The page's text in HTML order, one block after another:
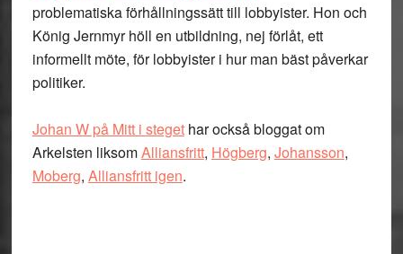
problematiska förhållningssätt till lobbyister. Hon och
König Jernmyr höll en utbildning, nej förlåt, ett
informellt möte, för lobbyister i hur man bäst påverkar
politiker.
Johan W på Mitt i stegethar också bloggat om
Arkelsten liksomAlliansfritt, Högberg, Johansson,
Moberg, Alliansfritt igen.